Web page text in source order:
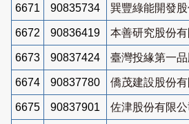
6671 90835734 巽豐綠能開發
6672 90836419 本善研究股份有
6673 90837424 臺灣投緣第一
6674 90837780 僑茂建設股份有
6675 90837901 佐津股份有限公